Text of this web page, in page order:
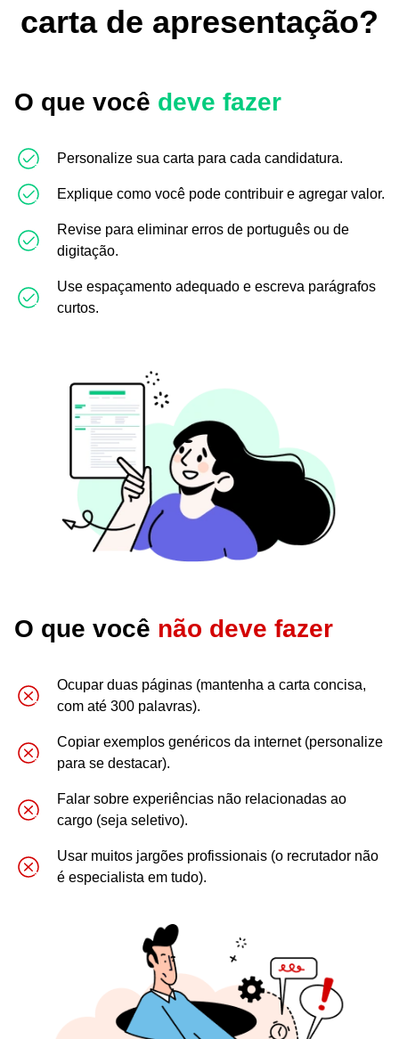
carta de apresentação?
O que você deve fazer
Personalize sua carta para cada candidatura.
Explique como você pode contribuir e agregar valor.
Revise para eliminar erros de português ou de
digitação.
Use espaçamento adequado e escreva parágrafos
curtos.
O que você não deve fazer
Ocupar duas páginas (mantenha a carta concisa,
com até 300 palavras).
Copiar exemplos genéricos da internet (personalize
para se destacar).
Falar sobre experiências não relacionadas ao
cargo (seja seletivo).
Usar muitos jargões profissionais (o recrutador não
é especialista em tudo).